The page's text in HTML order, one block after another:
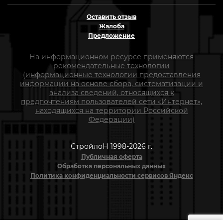
Оставить отзыв
Жалоба
Предложение
На информационном ресурсе применяются
рекомендательные технологии
(информационные технологии предоставления
информации на основе сбора, систематизации и
анализа сведений, относящихся к
предпочтениям пользователей сети «Интернет»,
находящихся на территории Российской
Федерации)
СтройлоН 1998-2026 г.
Публичная оферта
Обработка персональных данных
Политика конфиденциальности сервисов Яндекс